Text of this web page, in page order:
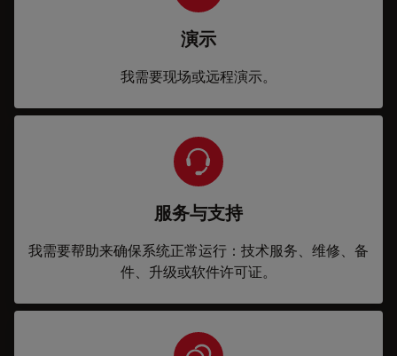
演示
我需要现场或远程演示。
服务与支持
我需要帮助来确保系统正常运行：技术服务、维修、备
件、升级或软件许可证。